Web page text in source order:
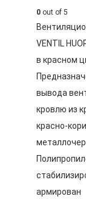
0 out of 5
VENTIL
в красном
вывода
кровлю из
красно-
армирован